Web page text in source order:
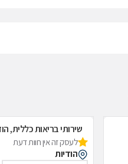
שירותי בריאות כללית,
לעסק זה אין חוות דעת
הודיות